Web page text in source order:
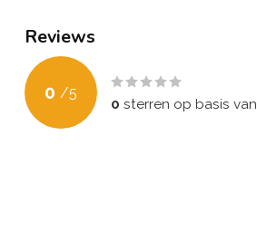
Reviews
0 /5
0 sterren op basis van